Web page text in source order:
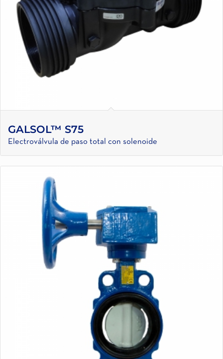
GALSOL™ S75
Electroválvula de paso total con solenoide